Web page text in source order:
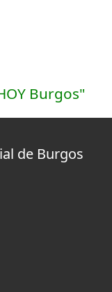
Burgos"
de Burgos